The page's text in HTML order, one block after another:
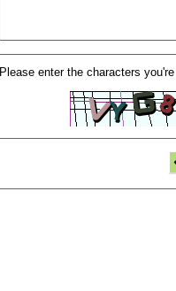
Please enter the characters